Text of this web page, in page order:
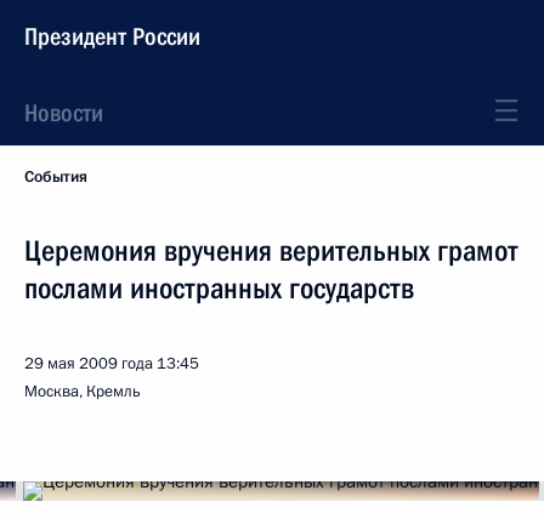
Президент России
Новости
События
Церемония вручения верительных грамот
послами иностранных государств
29 мая 2009 года 13:45
Москва, Кремль